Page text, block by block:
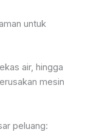
untuk
air, hingga
mesin
peluang: